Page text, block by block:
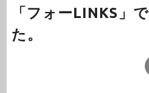
「フォーLINKS」
た。